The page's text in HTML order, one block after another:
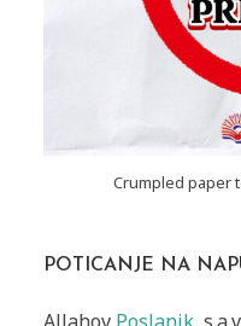
Crumpled paper
POTICANJE NA